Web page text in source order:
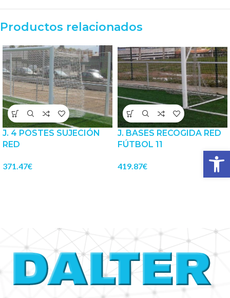
Productos relacionados
J. 4 POSTES SUJECIÓN
RED
371.47€
J. BASES RECOGIDA RED
FÚTBOL 11
419.87€
Abrir